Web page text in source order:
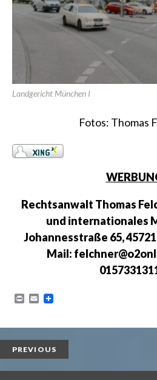
Landgericht München I
Fotos: Thomas
Rechtsanwalt Thomas
und internationales
Johannesstraße 65,
Mail:
P
n
t
E
i
l
PREVIOUS